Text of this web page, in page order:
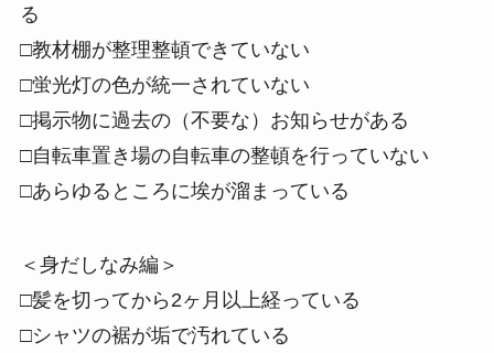
る
□教材棚が整理整頓できていない
□蛍光灯の色が統一されていない
□掲示物に過去の（不要な）お知らせがある
□自転車置き場の自転車の整頓を行っていない
□あらゆるところに埃が溜まっている
＜身だしなみ編＞
□髪を切ってから2ヶ月以上経っている
□シャツの裾が垢で汚れている